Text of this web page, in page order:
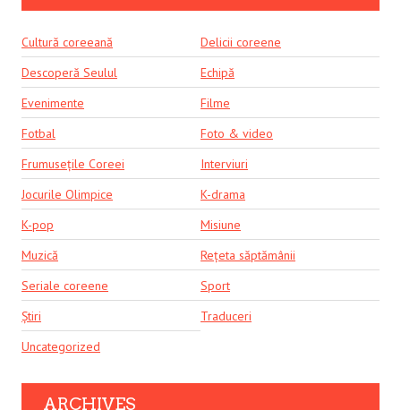
Cultură coreeană
Delicii coreene
Descoperă Seulul
Echipă
Evenimente
Filme
Fotbal
Foto & video
Frumusețile Coreei
Interviuri
Jocurile Olimpice
K-drama
K-pop
Misiune
Muzică
Rețeta săptămânii
Seriale coreene
Sport
Știri
Traduceri
Uncategorized
ARCHIVES